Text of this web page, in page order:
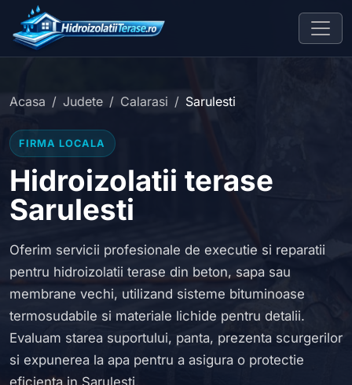
Acasa Judete Calarasi Sarulesti
FIRMA LOCALA
Hidroizolatii terase
Sarulesti
Oferim servicii profesionale de executie si reparatii
pentru hidroizolatii terase din beton, sapa sau
membrane vechi, utilizand sisteme bituminoase
termosudabile si materiale lichide pentru detalii.
Evaluam starea suportului, panta, prezenta scurgerilor
si expunerea la apa pentru a asigura o protectie
eficienta in Sarulesti.